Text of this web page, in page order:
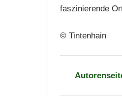
faszinierende
© Tintenhain